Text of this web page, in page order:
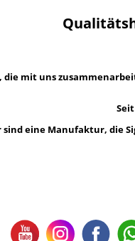
die mit uns
sind eine Manufaktur, die